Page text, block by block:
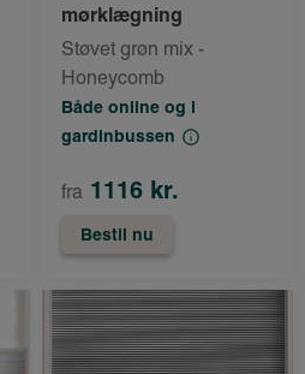
mørklægning
Støvet grøn mix -
Honeycomb
Både online og i
gardinbussen
fra 1116 kr.
Bestil nu